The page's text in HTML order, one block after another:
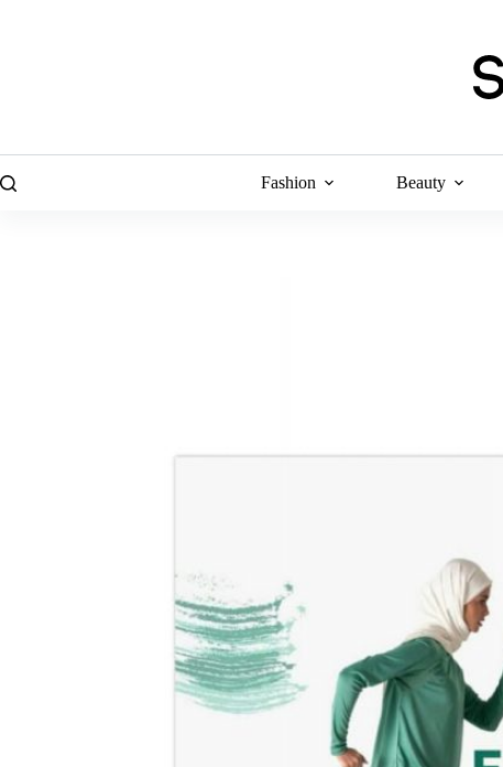
Fashion Beauty